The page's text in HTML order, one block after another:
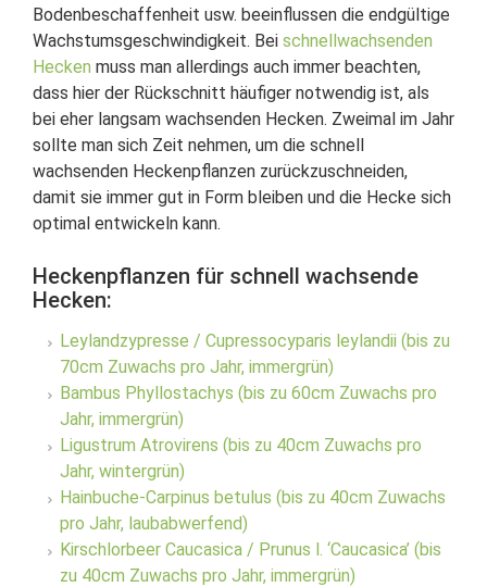
Bodenbeschaffenheit usw. beeinflussen die endgültige
Wachstumsgeschwindigkeit. Bei schnellwachsenden
Hecken muss man allerdings auch immer beachten,
dass hier der Rückschnitt häufiger notwendig ist, als
bei eher langsam wachsenden Hecken. Zweimal im Jahr
sollte man sich Zeit nehmen, um die schnell
wachsenden Heckenpflanzen zurückzuschneiden,
damit sie immer gut in Form bleiben und die Hecke sich
optimal entwickeln kann.
Heckenpflanzen für schnell wachsende
Hecken:
Leylandzypresse / Cupressocyparis leylandii (bis zu
70cm Zuwachs pro Jahr, immergrün)
Bambus Phyllostachys (bis zu 60cm Zuwachs pro
Jahr, immergrün)
Ligustrum Atrovirens (bis zu 40cm Zuwachs pro
Jahr, wintergrün)
Hainbuche-Carpinus betulus (bis zu 40cm Zuwachs
pro Jahr, laubabwerfend)
Kirschlorbeer Caucasica / Prunus l. ‘Caucasica’ (bis
zu 40cm Zuwachs pro Jahr, immergrün)